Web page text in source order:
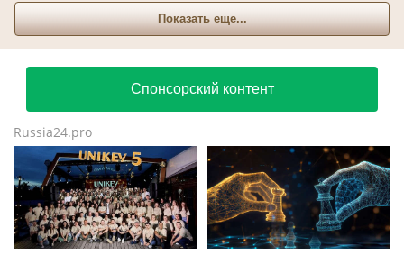
Показать еще...
Спонсорский контент
Russia24.pro